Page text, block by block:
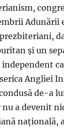
Adunării
și un
Angliei
de-a
a devenit
națională,